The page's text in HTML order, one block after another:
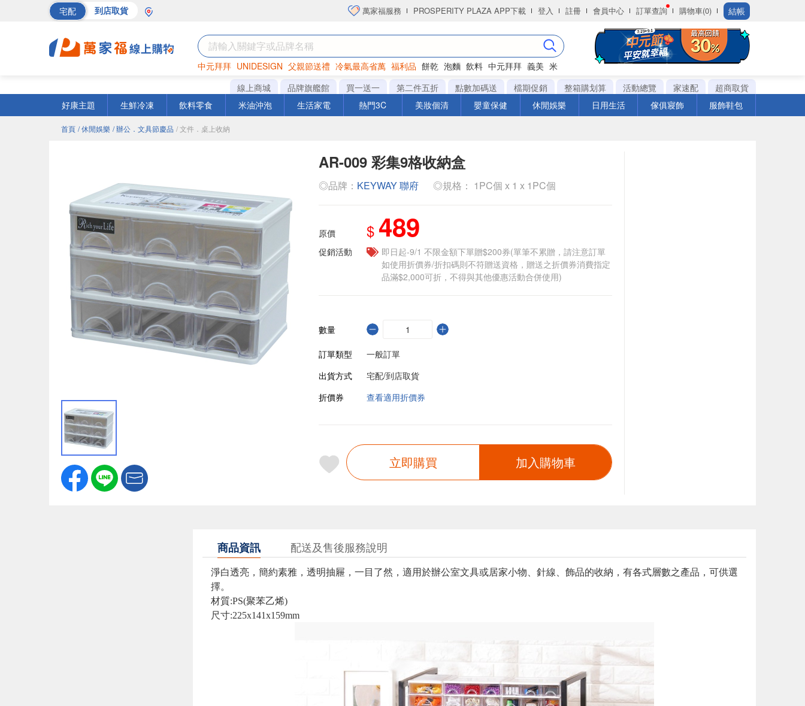
宅配 到店取貨 萬家福服務 PROSPERITY PLAZA APP下載 登入 註冊 會員中心 訂單查詢 購物車(0) 結帳
中元拜拜 UNIDESIGN 父親節送禮 冷氣最高省萬 福利品 餅乾 泡麵 飲料 中元拜拜 義美 米
罐頭 海苔 洋芋片
線上商城 品牌旗艦館 買一送一 第二件五折 點數加碼送 檔期促銷 整箱購划算 活動總覽 家速配
超商取貨
好康主題
生鮮冷凍 飲料零食 米油沖泡 生活家電 熱門3C 美妝個清 嬰童保健 休閒娛樂 日用生活 傢俱寢飾 服飾鞋包
首頁 / 休閒娛樂 / 辦公．文具節慶品 / 文件．桌上收納
AR-009 彩集9格收納盒
◎品牌： KEYWAY 聯府 ◎規格： 1PC個 x 1 x 1PC個
原價 $ 489
促銷活動
即日起-9/1 不限金額下單贈$200券(單筆不累贈，請注意訂單
如使用折價券/折扣碼則不符贈送資格，贈送之折價券消費指定
品滿$2,000可折，不得與其他優惠活動合併使用)
數量
訂單類型
一般訂單
出貨方式
宅配/到店取貨
折價券
查看適用折價券
立即購買 加入購物車
商品資訊 配送及售後服務說明
淨白透亮，簡約素雅，透明抽屜，一目了然，適用於辦公室文具或居家小物、針線、飾品的收納，有各式層數之產品，可供選
擇。
材質:PS(聚苯乙烯)
尺寸:225x141x159mm